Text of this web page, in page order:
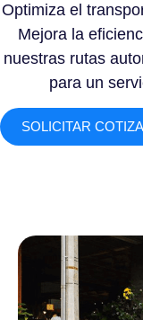
Optimiza el
Mejora la
nuestras rutas
para un
SOLICITAR